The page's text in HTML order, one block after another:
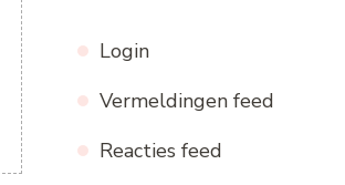
Login
Vermeldingen feed
Reacties feed